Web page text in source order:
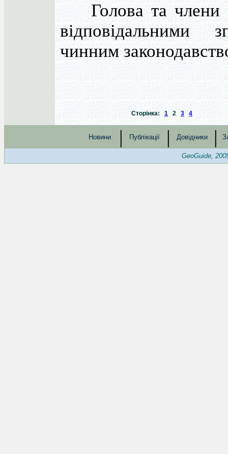
Голова та члени
відповідальними
чинним
Сторінка: 1 2 3 4
Новини | Публікації | Довідники |
GeoGuide,